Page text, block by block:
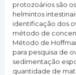
protozoários são
helmintos
identificação dos
método de
Método de
para pesquisa de
sedimentação
quantidade de